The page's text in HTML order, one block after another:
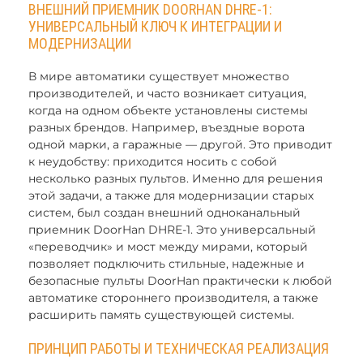
ВНЕШНИЙ ПРИЕМНИК DOORHAN DHRE-1:
УНИВЕРСАЛЬНЫЙ КЛЮЧ К ИНТЕГРАЦИИ И
МОДЕРНИЗАЦИИ
В мире автоматики существует множество
производителей, и часто возникает ситуация,
когда на одном объекте установлены системы
разных брендов. Например, въездные ворота
одной марки, а гаражные — другой. Это приводит
к неудобству: приходится носить с собой
несколько разных пультов. Именно для решения
этой задачи, а также для модернизации старых
систем, был создан внешний одноканальный
приемник DoorHan DHRE-1. Это универсальный
«переводчик» и мост между мирами, который
позволяет подключить стильные, надежные и
безопасные пульты DoorHan практически к любой
автоматике стороннего производителя, а также
расширить память существующей системы.
ПРИНЦИП РАБОТЫ И ТЕХНИЧЕСКАЯ РЕАЛИЗАЦИЯ